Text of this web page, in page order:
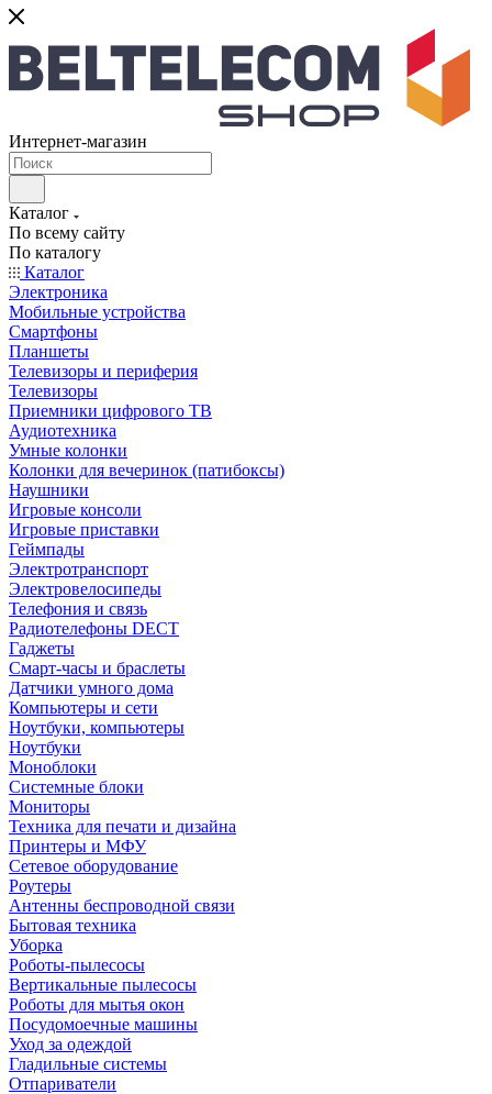
Интернет-магазин
Каталог
По всему сайту
По каталогу
Каталог
Электроника
Мобильные устройства
Смартфоны
Планшеты
Телевизоры и периферия
Телевизоры
Приемники цифрового ТВ
Аудиотехника
Умные колонки
Колонки для вечеринок (патибоксы)
Наушники
Игровые консоли
Игровые приставки
Геймпады
Электротранспорт
Электровелосипеды
Телефония и связь
Радиотелефоны DECT
Гаджеты
Смарт-часы и браслеты
Датчики умного дома
Компьютеры и сети
Ноутбуки, компьютеры
Ноутбуки
Моноблоки
Системные блоки
Мониторы
Техника для печати и дизайна
Принтеры и МФУ
Сетевое оборудование
Роутеры
Антенны беспроводной связи
Бытовая техника
Уборка
Роботы-пылесосы
Вертикальные пылесосы
Роботы для мытья окон
Посудомоечные машины
Уход за одеждой
Гладильные системы
Отпариватели